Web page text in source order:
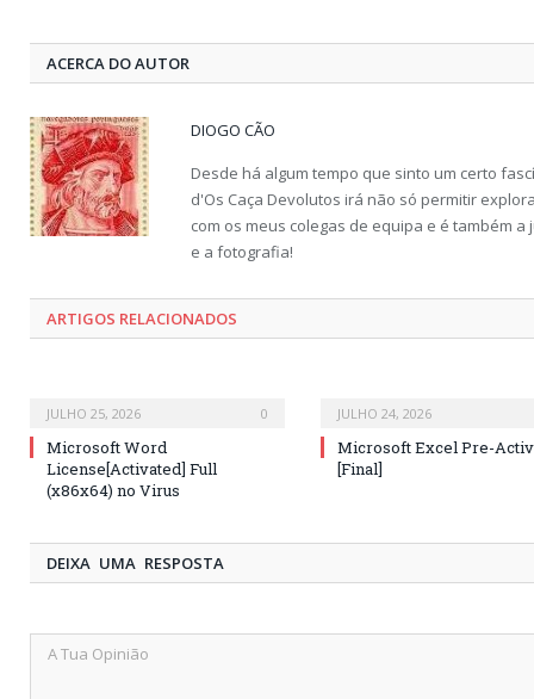
ACERCA DO AUTOR
DIOGO CÃO
Desde há algum tempo que sinto um certo
d'Os Caça Devolutos irá não só permitir
com os meus colegas de equipa e é também
e a fotografia!
ARTIGOS RELACIONADOS
JULHO 25, 2026 0
Microsoft Word
License[Activated] Full
(x86x64) no Virus
JULHO 24, 2026
Microsoft Excel Pre-
[Final]
DEIXA UMA RESPOSTA